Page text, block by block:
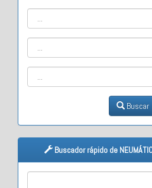
Buscar
Buscador rápido de